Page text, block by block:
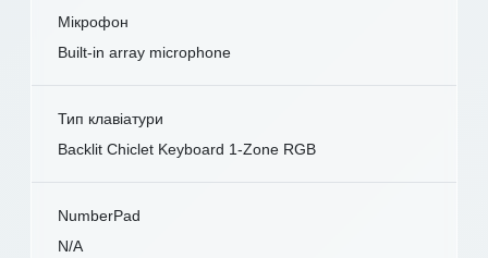
Мікрофон
Built-in array microphone
Тип клавіатури
Backlit Chiclet Keyboard 1-Zone RGB
NumberPad
N/A